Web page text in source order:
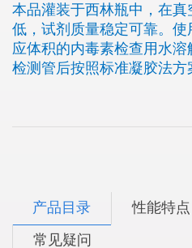
本品灌装于西林瓶中，在
低，试剂质量稳定可靠。
应体积的内毒素检查用水
检测管后按照标准凝胶法方
产品目录 性能特点
常见疑问